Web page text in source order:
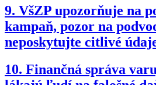
9. VšZP upozorňuje na
kampaň, pozor na
neposkytujte citlivé
10. Finančná správa